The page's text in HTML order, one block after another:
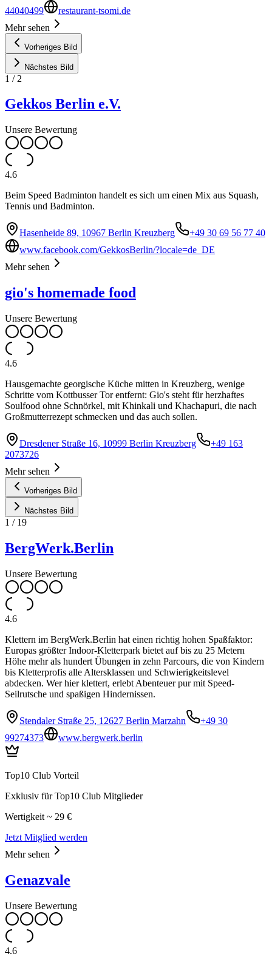
44040499
restaurant-tsomi.de
Mehr sehen
Vorheriges Bild
Nächstes Bild
1 / 2
Gekkos Berlin e.V.
Unsere Bewertung
4.6
Beim Speed Badminton handelt es sich um einen Mix aus Squash,
Tennis und Badminton.
Hasenheide 89, 10967 Berlin Kreuzberg
+49 30 69 56 77 40
www.facebook.com/GekkosBerlin/?locale=de_DE
Mehr sehen
gio's homemade food
Unsere Bewertung
4.6
Hausgemachte georgische Küche mitten in Kreuzberg, wenige
Schritte vom Kottbusser Tor entfernt: Gio's steht für herzhaftes
Soulfood ohne Schnörkel, mit Khinkali und Khachapuri, die nach
Großmutterrezept schmecken und das auch sollen.
Dresdener Straße 16, 10999 Berlin Kreuzberg
+49 163
2073726
Mehr sehen
Vorheriges Bild
Nächstes Bild
1 / 19
BergWerk.Berlin
Unsere Bewertung
4.6
Klettern im BergWerk.Berlin hat einen richtig hohen Spaßfaktor:
Europas größter Indoor-Kletterpark bietet auf bis zu 25 Metern
Höhe mehr als hundert Übungen in zehn Parcours, die von Kindern
bis Kletterprofis alle Altersklassen und Schwierigkeitslevel
abdecken. Wer hier klettert, erlebt Abenteuer pur mit Speed-
Seilrutsche und spaßigen Hindernissen.
Stendaler Straße 25, 12627 Berlin Marzahn
+49 30
99274373
www.bergwerk.berlin
Top10 Club Vorteil
Exklusiv für Top10 Club Mitglieder
Wertigkeit ~ 29 €
Jetzt Mitglied werden
Mehr sehen
Genazvale
Unsere Bewertung
4.6